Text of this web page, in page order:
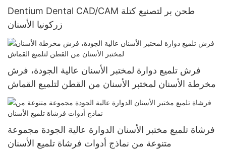
Dentium Dental CAD/CAM طحن بر لتصنيع كتلة
زركونيا الأسنان
فرش تلميع دوارة لمختبر الأسنان عالية الجودة، فرش
مخرطة الأسنان لمختبر الأسنان من القطن لتلميع القماش
فرشاة تلميع مختبر الأسنان الدوارة عالية الجودة مجموعة
متنوعة من نماذج أدوات فرشاة تلميع الأسنان